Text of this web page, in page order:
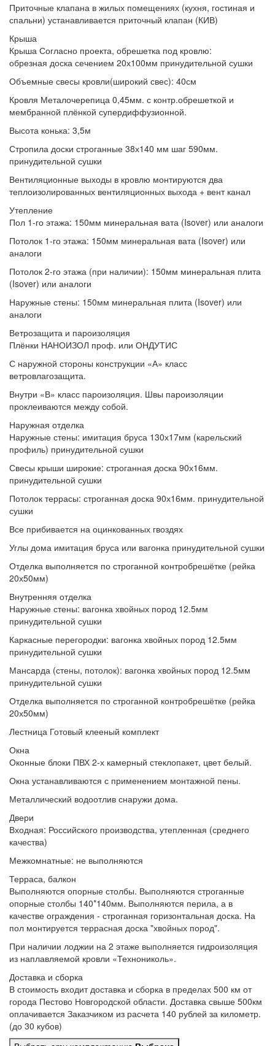
Приточные клапана в жилых помещениях (кухня, гостиная и
спальни) устанавливается приточный клапан (КИВ)
Крыша
Крыша Согласно проекта, обрешетка под кровлю:
обрезная доска сечением 20х100мм принудительной сушки
Объемные свесы кровли(широкий свес): 40см
Кровля Металочерепица 0,45мм. с контр.обрешеткой и
мембранной плёнкой супердиффузионной.
Высота конька: 3,5м
Стропила доски строганные 38х140 мм шаг 590мм.
принудительной сушки
Вентиляционные выходы в кровлю монтируются два
теплоизолированных вентиляционных выхода + вент канал
Утепление
Пол 1-го этажа: 150мм минеральная вата (Isover) или аналоги
Потолок 1-го этажа: 150мм минеральная вата (Isover) или
аналоги
Потолок 2-го этажа (при наличии): 150мм минеральная плита
(Isover) или аналоги
Наружные стены: 150мм минеральная плита (Isover) или
аналоги
Ветрозащита и пароизоляция
Плёнки НАНОИЗОЛ проф. или ОНДУТИС
С наружной стороны конструкции «А» класс
ветровлагозащита.
Внутри «В» класс пароизоляция. Швы пароизоляции
проклеиваются между собой.
Наружная отделка
Наружные стены: имитация бруса 130х17мм (карельский
профиль) принудительной сушки
Свесы крыши широкие: строганная доска 90х16мм.
принудительной сушки
Потолок террасы: строганная доска 90х16мм. принудительной
сушки
Все прибивается на оцинкованных гвоздях
Углы дома имитация бруса или вагонка принудительной сушки
Отделка выполняется по строганной контробрешётке (рейка
20х50мм)
Внутренняя отделка
Наружные стены: вагонка хвойных пород 12.5мм
принудительной сушки
Каркасные перегородки: вагонка хвойных пород 12.5мм
принудительной сушки
Мансарда (стены, потолок): вагонка хвойных пород 12.5мм
принудительной сушки
Отделка выполняется по строганной контробрешётке (рейка
20х50мм)
Лестница Готовый клееный комплект
Окна
Оконные блоки ПВХ 2-х камерный стеклопакет, цвет белый.
Окна устанавливаются с применением монтажной пены.
Металлический водоотлив снаружи дома.
Двери
Входная: Российского производства, утепленная (среднего
качества)
Межкомнатные: не выполняются
Терраса, балкон
Выполняются опорные столбы. Выполняются строганные
опорные столбы 140*140мм. Выполняются перила, а в
качестве ограждения - строганная горизонтальная доска. На
пол монтируется террасная доска "хвойных пород".
При наличии лоджии на 2 этаже выполняется гидроизоляция
из наплавляемой кровли «Технониколь».
Доставка и сборка
В стоимость входитдоставка и сборка в пределах 500 км от
города Пестово Новгородской области. Доставка свыше 500км
оплачивается Заказчиком из расчета 140 рублей за километр.
(до 30 кубов)